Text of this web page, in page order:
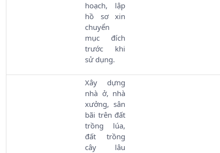
hoạch, lập
hồ sơ xin
chuyển
mục đích
trước khi
sử dụng.
Xây dựng
nhà ở, nhà
xưởng, sân
bãi trên đất
trồng lúa,
đất trồng
cây lâu